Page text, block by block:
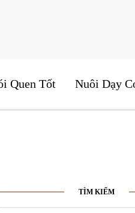
Hay
Quen Tốt Nuôi Dạy
TÌM KIẾM